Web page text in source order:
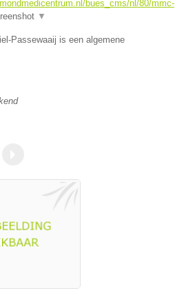
bues_cms/nl/80/mmc-
▼
Passewaaij is een algemene